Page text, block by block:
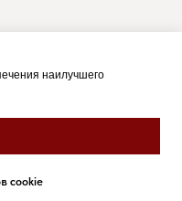
наилучшего
cookie